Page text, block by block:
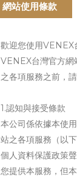
網站使用條款
歡迎您使用VENEX
VENEX台灣官方網
之各項服務之前，
1.認知與接受條款
本公司係依據本使
站之各項服務（以
個人資料保護政策
您提供本服務，但